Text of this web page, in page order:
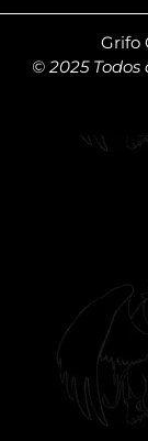
Grifo
© 2025